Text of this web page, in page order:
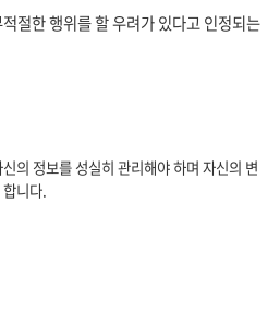
절한 행위를 할 우려가 있다고 인정되는
의 정보를 성실히 관리해야 하며 자신의 변
니다.